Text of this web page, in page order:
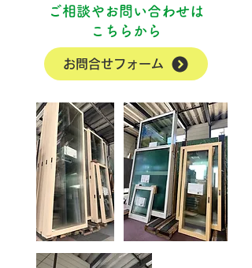
ご相談やお問い合わせは
こちらから
お問合せフォーム